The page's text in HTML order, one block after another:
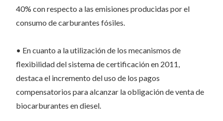
40% con respecto a las emisiones producidas por el
consumo de carburantes fósiles.
• En cuanto a la utilización de los mecanismos de
flexibilidad del sistema de certificación en 2011,
destaca el incremento del uso de los pagos
compensatorios para alcanzar la obligación de venta de
biocarburantes en diesel.